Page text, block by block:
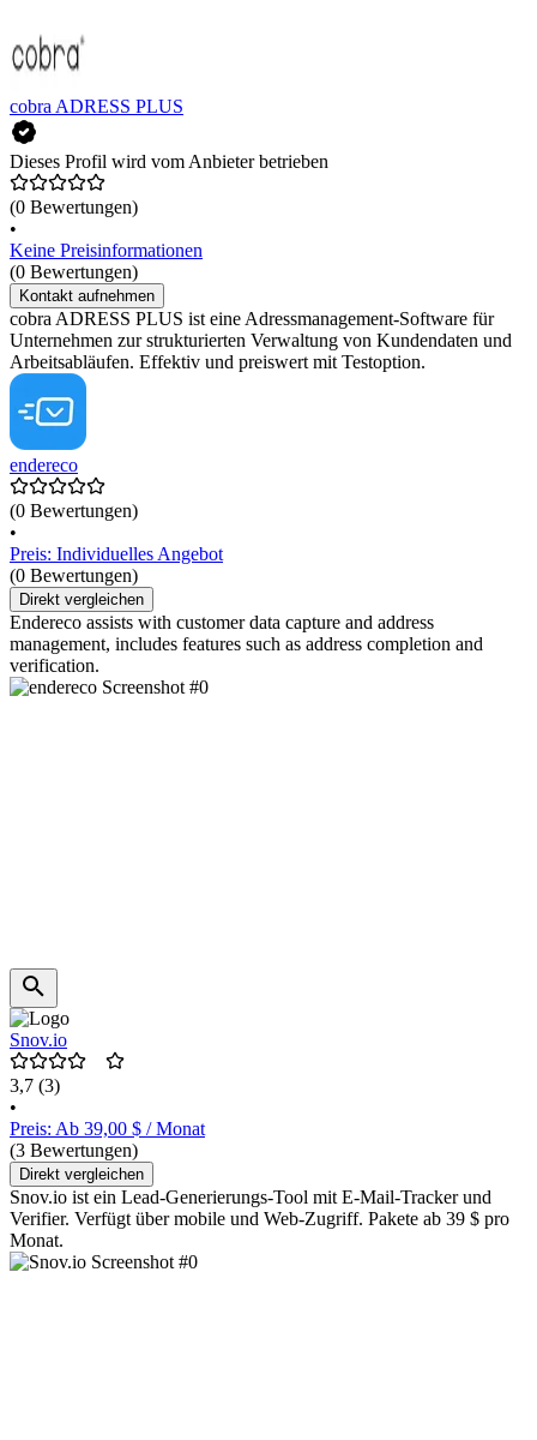
cobra ADRESS PLUS
Dieses Profil wird vom Anbieter betrieben
(0 Bewertungen)
•
Keine Preisinformationen
(0 Bewertungen)
Kontakt aufnehmen
cobra ADRESS PLUS ist eine Adressmanagement-Software für
Unternehmen zur strukturierten Verwaltung von Kundendaten und
Arbeitsabläufen. Effektiv und preiswert mit Testoption.
endereco
(0 Bewertungen)
•
Preis: Individuelles Angebot
(0 Bewertungen)
Direkt vergleichen
Endereco assists with customer data capture and address
management, includes features such as address completion and
verification.
Snov.io
3,7 (3)
•
Preis: Ab 39,00 $ / Monat
(3 Bewertungen)
Direkt vergleichen
Snov.io ist ein Lead-Generierungs-Tool mit E-Mail-Tracker und
Verifier. Verfügt über mobile und Web-Zugriff. Pakete ab 39 $ pro
Monat.